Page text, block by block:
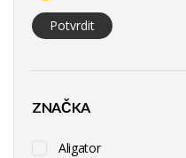
Potvrdit
ZNAČKA
Aligator